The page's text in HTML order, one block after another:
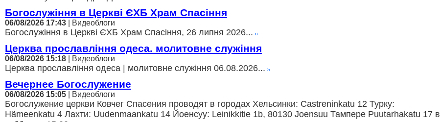
Богослужіння в Церкві ЄХБ Храм Спасіння
06/08/2026 17:43 | Видеоблоги
Богослужіння в Церкві ЄХБ Храм Спасіння, 26 липня 2026...
Церква прославління одеса. молитовне служіння
06/08/2026 15:18 | Видеоблоги
Церква прославління одеса | молитовне служіння 06.08.2026...
Вечернее Богослужение
06/08/2026 15:05 | Видеоблоги
Богослужение церкви Ковчег Спасения проводят в городах Хельсинки: Castreninkatu 12 Турку:
Hämeenkatu 4 Лахти: Uudenmaankatu 14 Йоенсуу: Leinikkitie 1b, 80130 Joensuu Тампере Puutarhakatu 17 в